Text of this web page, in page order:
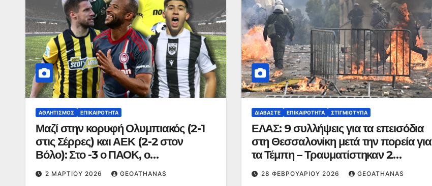
ΑΘΛΗΤΙΣΜΌΣ ΕΠΙΚΑΙΡΌΤΗΤΑ
Μαζί στην κορυφή Ολυμπιακός (2-1
στις Σέρρες) και ΑΕΚ (2-2 στον
Βόλο): Στο -3 ο ΠΑΟΚ, ο
Παναθηναϊκός 3-1 τον Άρη κι
«έπιασε» τον Λεβαδειακό
2 ΜΑΡΤΊΟΥ 2026 GEOATHANAS
ΔΙΑΒΆΣΤΕ ΕΠΙΚΑΙΡΌΤΗΤΑ ΣΤΙΓΜΙΌΤΥΠΑ
ΕΛΑΣ: 9 συλλήψεις για τα επεισόδια
στη Θεσσαλονίκη μετά την πορεία για
τα Τέμπη – Τραυματίστηκαν 2
αστυνομικοί
28 ΦΕΒΡΟΥΑΡΊΟΥ 2026 GEOATHANAS